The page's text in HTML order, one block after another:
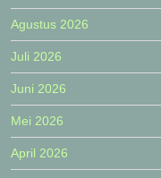
Agustus 2026
Juli 2026
Juni 2026
Mei 2026
April 2026